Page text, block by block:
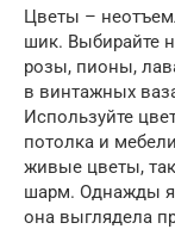
Цветы –
шик. Выбирайте
розы, пионы,
в винтажных
Используйте
потолка и
живые цветы,
шарм. Однажды я
она выглядела